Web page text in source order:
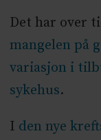
Det har over
mangelen på
variasjon i
sykehus.
I den nye